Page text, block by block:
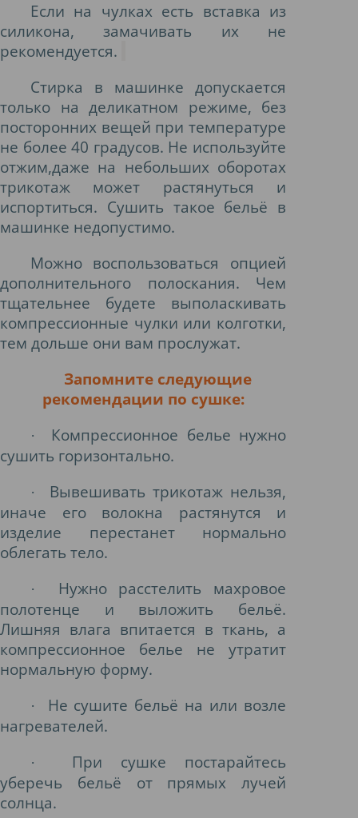
Если на чулках есть вставка из
силикона, замачивать их не
рекомендуется.
Стирка в машинке допускается
только на деликатном режиме, без
посторонних вещей при температуре
не более 40 градусов. Не используйте
отжим,даже на небольших оборотах
трикотаж может растянуться и
испортиться. Сушить такое бельё в
машинке недопустимо.
Можно воспользоваться опцией
дополнительного полоскания. Чем
тщательнее будете выполаскивать
компрессионные чулки или колготки,
тем дольше они вам прослужат.
Запомните следующие
рекомендации по сушке:
·
Компрессионное белье нужно
сушить горизонтально.
·
Вывешивать трикотаж нельзя,
иначе его волокна растянутся и
изделие перестанет нормально
облегать тело.
·
Нужно расстелить махровое
полотенце и выложить бельё.
Лишняя влага впитается в ткань, а
компрессионное белье не утратит
нормальную форму.
·
Не сушите бельё на или возле
нагревателей.
·
При сушке постарайтесь
уберечь бельё от прямых лучей
солнца.